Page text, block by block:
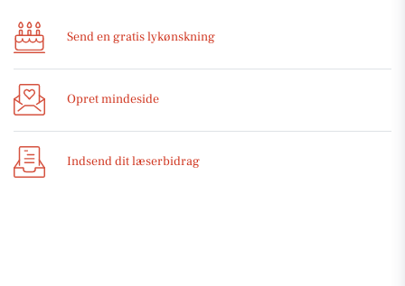
Send en gratis lykønskning
Opret mindeside
Indsend dit læserbidrag